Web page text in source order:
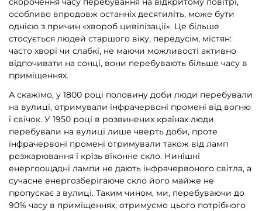
особливо впродовж останніх десятиліть, може бути
однією з причин «хвороб цивілізації». Це більше
стосується людей старшого віку, передусім, містян:
часто хворі чи слабкі, не маючи можливості активно
відпочивати на сонці, вони перебувають більше часу в
приміщеннях.
А скажімо, у 1800 році половину доби люди перебували
на вулиці, отримували інфрачервоні промені від вогню
і свічок. У 1950 році в розвинених країнах люди
перебували на вулиці лише чверть доби, проте
інфрачервоні промені отримували також від ламп
розжарювання і крізь віконне скло. Нинішні
енергоощадні лампи не дають інфрачервоного світла, а
сучасне енергозберігаюче скло його майже не
пропускає з вулиці. Таким чином, ми, перебуваючи до
90% часу в приміщеннях, отримуємо цього потрібного